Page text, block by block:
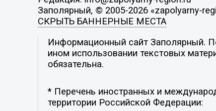
Заполярный, © 2005-2026 «zapolyarny-
СКРЫТЬ БАННЕРНЫЕ МЕСТА
Информационный сайт Заполярный.
ином использовании текстовых
обязательна.
* Перечень иностранных и
территории Российской Федерации: